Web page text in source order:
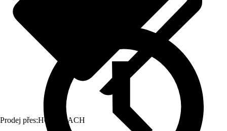
Prodej přes:HORNBACH